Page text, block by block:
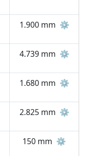
1.900 mm ⚙️
4.739 mm ⚙️
1.680 mm ⚙️
2.825 mm ⚙️
150 mm ⚙️